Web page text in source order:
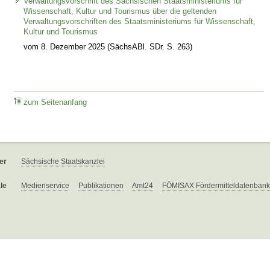
Wissenschaft, Kultur und Tourismus über die geltenden
Verwaltungsvorschriften des Staatsministeriums für Wissenschaft,
Kultur und Tourismus
vom 8. Dezember 2025 (SächsABl. SDr. S. 263)
zum Seitenanfang
Sächsische Staatskanzlei
Medienservice Publikationen Amt24 FÖMISAX Fördermitteldatenbank